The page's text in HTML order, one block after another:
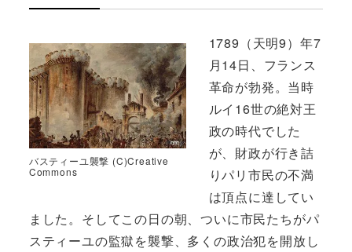
バスティーユ襲撃 (C)Creative
Commons
1789（天明9）年7
月14日、フランス
革命が勃発。当時
ルイ16世の絶対王
政の時代でした
が、財政が行き詰
りパリ市民の不満
は頂点に達してい
ました。そしてこの日の朝、ついに市民たちがパ
スティーユの監獄を襲撃、多くの政治犯を開放し